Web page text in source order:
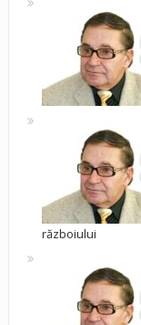
războiului